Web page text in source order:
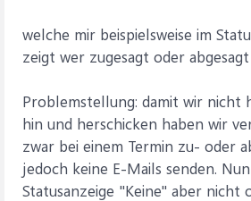
welche mir beispielsweise im
zeigt wer zugesagt oder
Problemstellung: damit wir nicht
hin und herschicken haben wir
zwar bei einem Termin zu- oder
jedoch keine E-Mails senden.
Statusanzeige "Keine" aber nicht